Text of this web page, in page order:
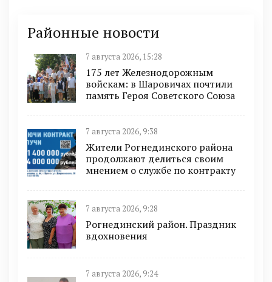
Районные новости
7 августа 2026, 15:28
175 лет Железнодорожным
войскам: в Шаровичах почтили
память Героя Советского Союза
7 августа 2026, 9:38
Жители Рогнединского района
продолжают делиться своим
мнением о службе по контракту
7 августа 2026, 9:28
Рогнединский район. Праздник
вдохновения
7 августа 2026, 9:24